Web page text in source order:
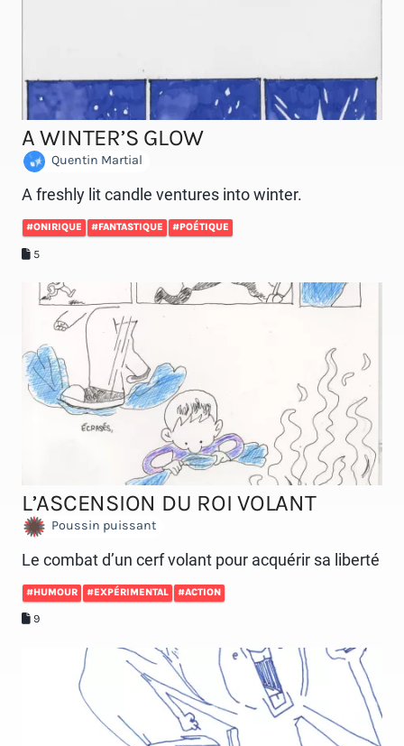
A WINTER’S GLOW
Quentin Martial
A freshly lit candle ventures into winter.
#ONIRIQUE #FANTASTIQUE #POÉTIQUE
5
L’ASCENSION DU ROI VOLANT
Poussin puissant
Le combat d’un cerf volant pour acquérir sa liberté
#HUMOUR #EXPÉRIMENTAL #ACTION
9